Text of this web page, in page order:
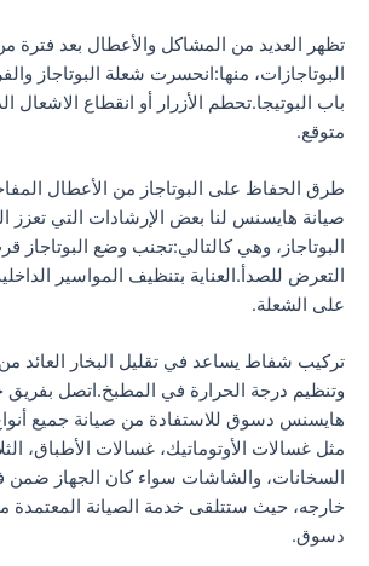
تظهر العديد من المشاكل والأعطال بعد فترة
البوتاجازات، منها:انحسرت شعلة البوتاجاز
باب البوتيجا.تحطم الأزرار أو انقطاع الاشعال
متوقع.
طرق الحفاظ على البوتاجاز من الأعطال
صيانة هايسنس لنا بعض الإرشادات التي تعزز
البوتاجاز، وهي كالتالي:تجنب وضع البوتاجاز
التعرض للصدأ.العناية بتنظيف المواسير
على الشعلة.
تركيب شفاط يساعد في تقليل البخار العائد
وتنظيم درجة الحرارة في المطبخ.اتصل بفريق
هايسنس دسوق للاستفادة من صيانة جميع أنواع
مثل غسالات الأوتوماتيك، غسالات الأطباق،
السخانات، والشاشات سواء كان الجهاز ضمن
خارجه، حيث ستتلقى خدمة الصيانة
دسوق.